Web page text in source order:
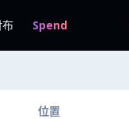
布 Spend
位置